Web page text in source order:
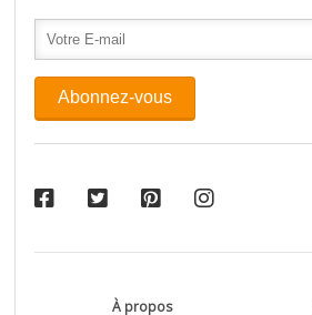
À propos